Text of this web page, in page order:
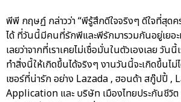
พีพี กฤษฏ์ กล่าวว่า “พีรู้สึกดีใจจริงๆ ดีใจที่สุด
ได้ ที่วันนี้มีคนที่รักพีและพีรักมารวมกันอยู่เยอ
เลยว่าจากที่เราเคยไม่เชื่อมั่นในตัวเองเลย วัน
ทำสิ่งนี้ให้เกิดขึ้นได้จริงๆ งานวันนี้จะเกิดขึ้นไ
เซอร์ที่น่ารัก อย่าง Lazada , ฮอนด้า สกู๊ปปี้ ,
Application และ บริษัท เมืองไทยประกันชีวิต